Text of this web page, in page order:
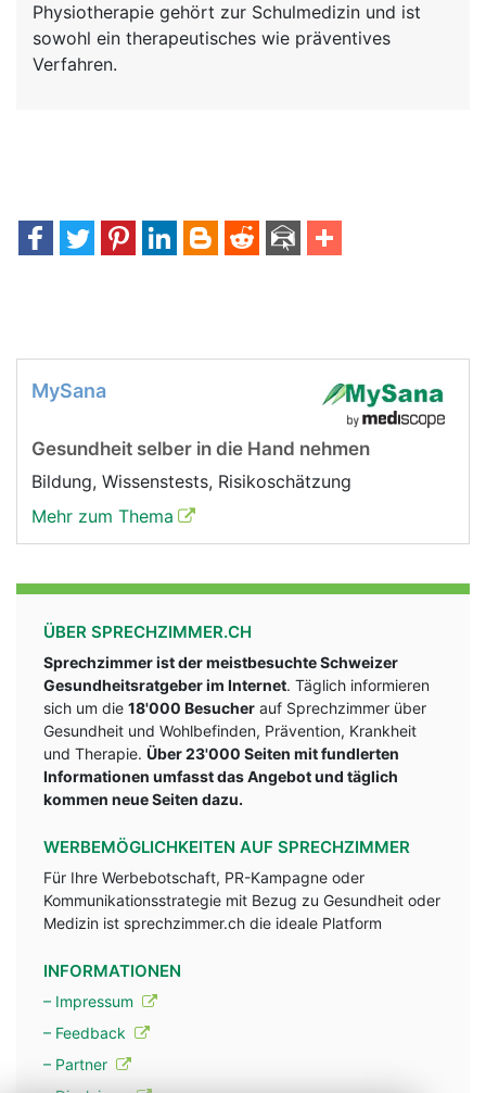
Physiotherapie gehört zur Schulmedizin und ist
sowohl ein therapeutisches wie präventives
Verfahren.
MySana
Gesundheit selber in die Hand nehmen
Bildung, Wissenstests, Risikoschätzung
Mehr zum Thema
ÜBER SPRECHZIMMER.CH
Sprechzimmer ist der meistbesuchte Schweizer
Gesundheitsratgeber im Internet. Täglich informieren
sich um die 18'000 Besucher auf Sprechzimmer über
Gesundheit und Wohlbefinden, Prävention, Krankheit
und Therapie. Über 23'000 Seiten mit fundlerten
Informationen umfasst das Angebot und täglich
kommen neue Seiten dazu.
WERBEMÖGLICHKEITEN AUF SPRECHZIMMER
Für Ihre Werbebotschaft, PR-Kampagne oder
Kommunikationsstrategie mit Bezug zu Gesundheit oder
Medizin ist sprechzimmer.ch die ideale Platform
INFORMATIONEN
– Impressum
– Feedback
– Partner